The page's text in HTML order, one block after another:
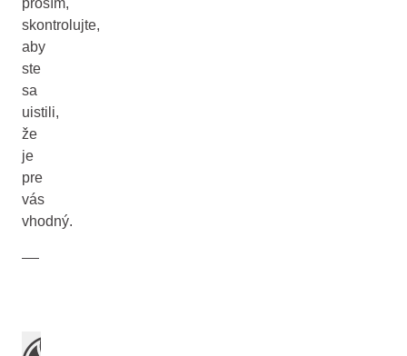
prosím,
skontrolujte,
aby
ste
sa
uistili,
že
je
pre
vás
vhodný.